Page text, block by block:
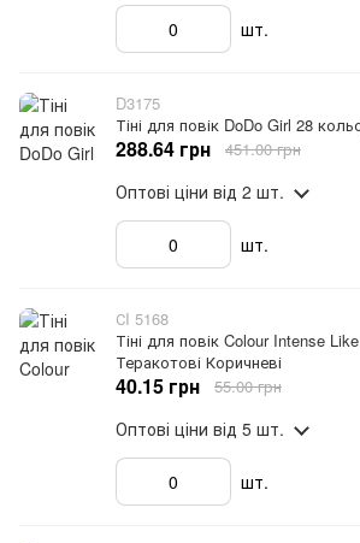
шт.
D3175
Тіні для повік DoDo Girl 28
288.64 грн 451.00 грн
Оптові ціни від 2 шт.
шт.
СI 5168
Тіні для повік Colour Intense
Теракотові Коричневі
40.15 грн 55.00 грн
Оптові ціни від 5 шт.
шт.